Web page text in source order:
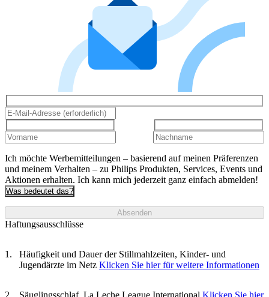
Ich möchte Werbemitteilungen – basierend auf meinen Präferenzen
und meinem Verhalten – zu Philips Produkten, Services, Events und
Aktionen erhalten. Ich kann mich jederzeit ganz einfach abmelden!
Was bedeutet das?
Absenden
Haftungsausschlüsse
Häufigkeit und Dauer der Stillmahlzeiten, Kinder- und
Jugendärzte im Netz Klicken Sie hier für weitere Informationen